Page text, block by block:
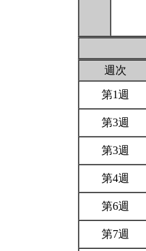
週次
第1週
第3週
第3週
第4週
第6週
第7週